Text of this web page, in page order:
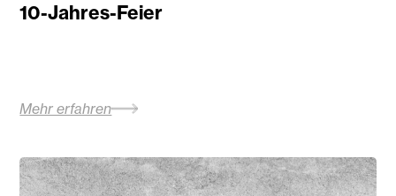
10-Jahres-Feier
Mehr erfahren